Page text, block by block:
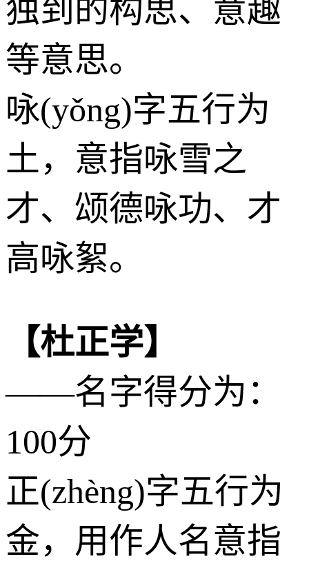
独到的构思、意趣
等意思。
咏(yǒng)字五行为
土，意指咏雪之
才、颂德咏功、才
高咏絮。
【杜正学】
——名字得分为：
100分
正(zhèng)字五行为
金，用作人名意指